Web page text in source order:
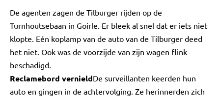
De agenten zagen de Tilburger rijden op de
Turnhoutsebaan in Goirle. Er bleek al snel dat er iets niet
klopte. Eén koplamp van de auto van de Tilburger deed
het niet. Ook was de voorzijde van zijn wagen flink
beschadigd.
Reclamebord vernieldDe surveillanten keerden hun
auto en gingen in de achtervolging. Ze herinnerden zich